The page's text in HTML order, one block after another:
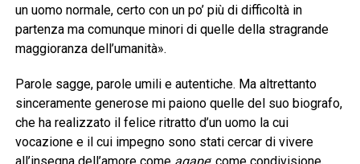
un uomo normale, certo con un po’ più di difficoltà in
partenza ma comunque minori di quelle della stragrande
maggioranza dell’umanità».
Parole sagge, parole umili e autentiche. Ma altrettanto
sinceramente generose mi paiono quelle del suo biografo,
che ha realizzato il felice ritratto d’un uomo la cui
vocazione e il cui impegno sono stati cercar di vivere